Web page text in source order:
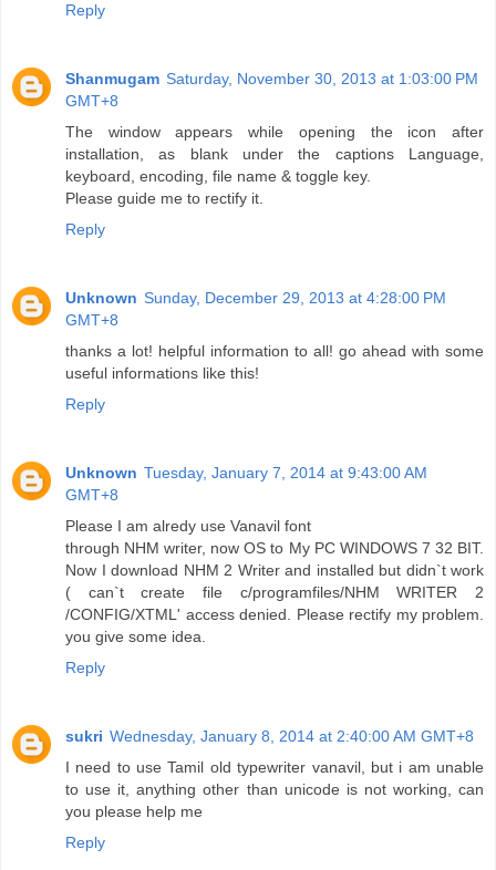
Reply
Shanmugam Saturday, November 30, 2013 at 1:03:00 PM
GMT+8
The window appears while opening the icon after
installation, as blank under the captions Language,
keyboard, encoding, file name & toggle key.
Please guide me to rectify it.
Reply
Unknown Sunday, December 29, 2013 at 4:28:00 PM
GMT+8
thanks a lot! helpful information to all! go ahead with some
useful informations like this!
Reply
Unknown Tuesday, January 7, 2014 at 9:43:00 AM
GMT+8
Please I am alredy use Vanavil font
through NHM writer, now OS to My PC WINDOWS 7 32 BIT.
Now I download NHM 2 Writer and installed but didn`t work
( can`t create file c/programfiles/NHM WRITER 2
/CONFIG/XTML' access denied. Please rectify my problem.
you give some idea.
Reply
sukri Wednesday, January 8, 2014 at 2:40:00 AM GMT+8
I need to use Tamil old typewriter vanavil, but i am unable
to use it, anything other than unicode is not working, can
you please help me
Reply